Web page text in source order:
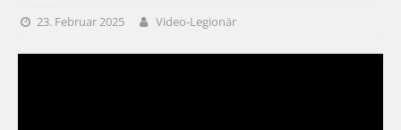
23. Februar 2025 Video-Legionär